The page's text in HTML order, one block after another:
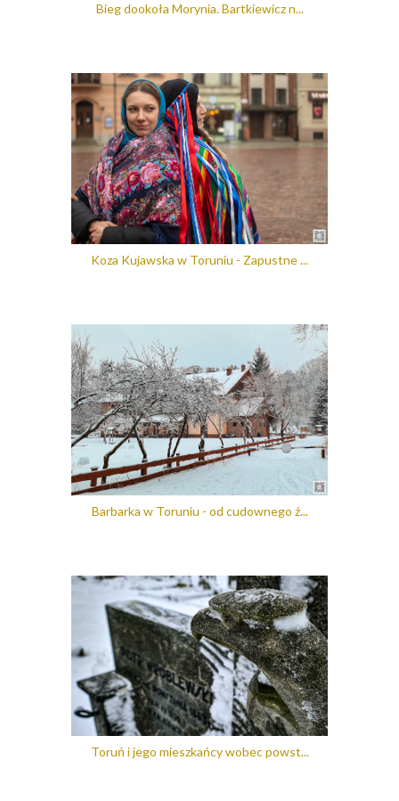
Bieg dookoła Morynia. Bartkiewicz n...
Koza Kujawska w Toruniu - Zapustne ...
Barbarka w Toruniu - od cudownego ź...
Toruń i jego mieszkańcy wobec powst...